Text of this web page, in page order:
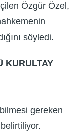
Özgür Özel,
söyledi.
KURULTAY
gereken